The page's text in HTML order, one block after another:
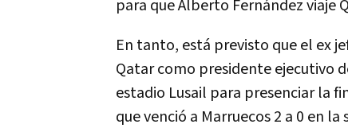
para que Alberto Fernández viaje
En tanto, está previsto que el ex
Qatar como presidente ejecutivo
estadio Lusail para presenciar la
que venció a Marruecos 2 a 0 en